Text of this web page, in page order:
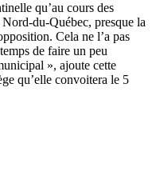
qu’au cours des
du-Québec, presque la
Cela ne l’a pas
de faire un peu
», ajoute cette
qu’elle convoitera le 5